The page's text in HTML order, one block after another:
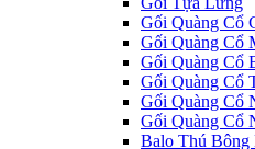
Gối Quàng Cổ
Gối Quàng Cổ
Gối Quàng Cổ
Gối Quàng Cổ
Gối Quàng Cổ
Gối Quàng Cổ
Balo Thú Bông